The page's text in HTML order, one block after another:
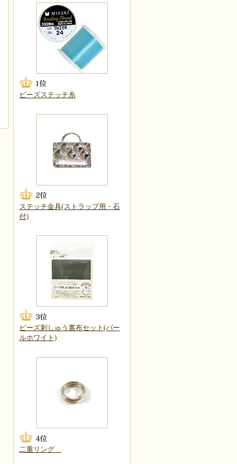
ビーズステッチ糸
ステッチ金具(ストラップ用・石
付)
ビーズ刺しゅう裏布セット(パー
ルホワイト)
二重リング